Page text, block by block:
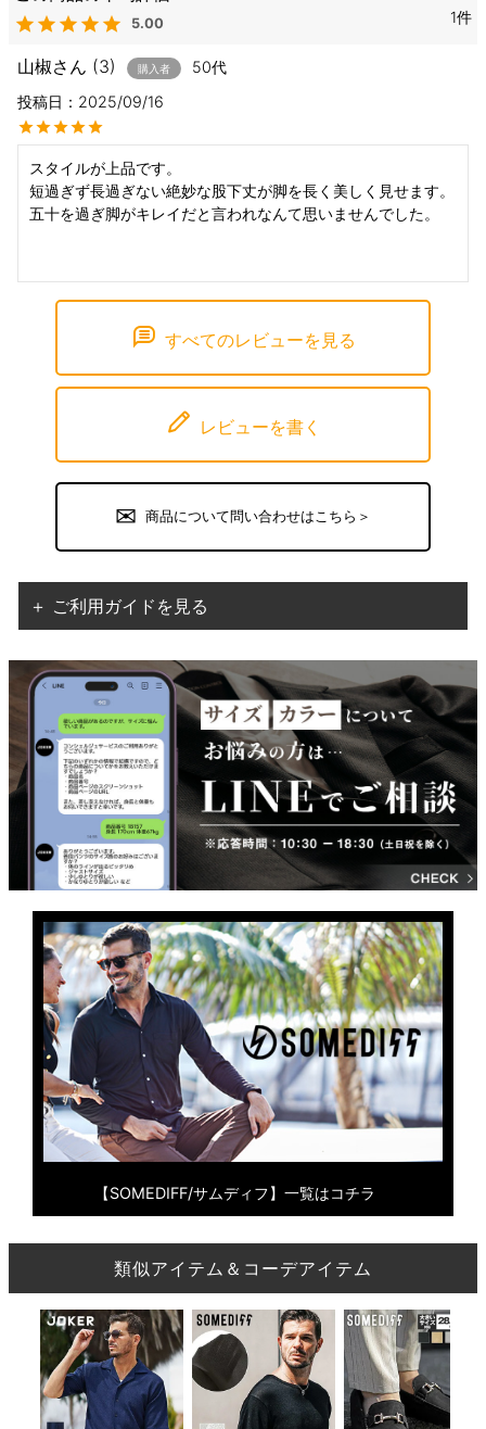
5.00 1
山椒 3 購入者
50代
投稿日
2025/09/16
スタイルが上品です。
短過ぎず長過ぎない絶妙な股下丈が脚を長く美しく見せます。
五十を過ぎ脚がキレイだと言われなんて思いませんでした。
すべてのレビューを見る
レビューを書く
商品について問い合わせはこちら＞
＋ ご利用ガイドを見る
【SOMEDIFF/サムディフ】一覧はコチラ
類似アイテム＆コーデアイテム